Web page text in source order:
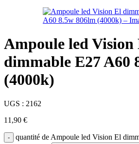
Ampoule led Vision
dimmable E27 A60
(4000k)
UGS : 2162
11,90 €
quantité de Ampoule led Vision El